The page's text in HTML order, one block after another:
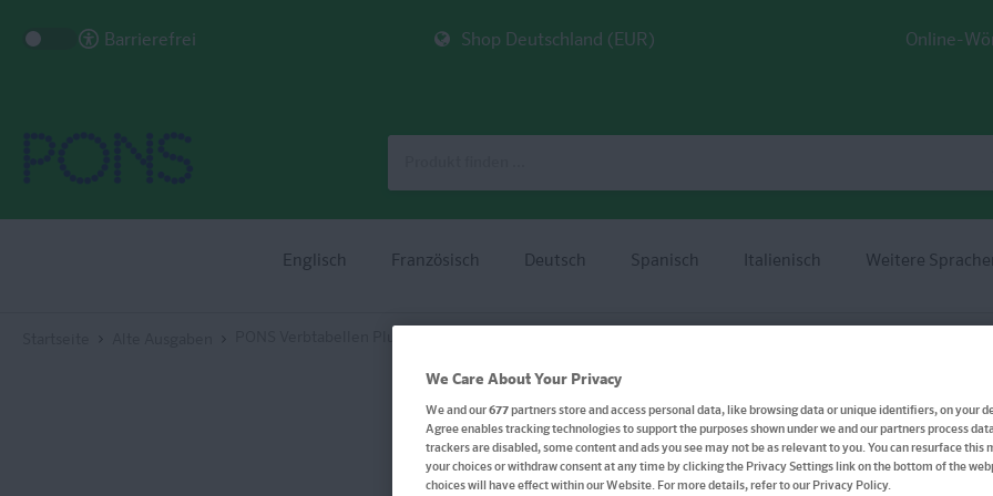
Barrierefrei Shop Deutschland (EUR) Online-
Englisch Französisch Deutsch Spanisch Italienisch Weitere
PONS Verbtabellen Plus
We Care About Your Privacy
We and our677partners store and access personal data, like browsing data or unique identifiers, on your
Agree enables tracking technologies to support the purposes shown under we and our partners process
trackers are disabled, some content and ads you see may not be as relevant to you. You can resurface this
your choices or withdraw consent at any time by clicking the Privacy Settings link on the bottom of the
choices will have effect within our Website. For more details, refer to our Privacy Policy.